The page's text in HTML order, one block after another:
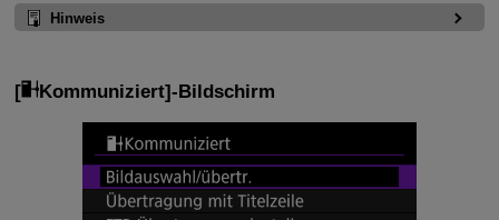
Hinweis
[ Kommuniziert]-Bildschirm